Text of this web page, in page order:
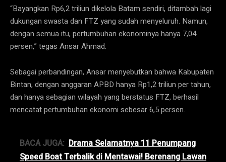
“Bayangkan Rp6,2 triliun dikelola Batam sendiri, ditambah lagi
dukungan swasta dan FTZ yang sudah menyeluruh. Namun,
dengan semua itu, pertumbuhan ekonominya hanya 7,04
persen,” tegas Ansar Ahmad.
Sebagai perbandingan, Ansar menyebutkan bahwa Kabupaten
Bintan, dengan anggaran APBD hanya Rp1,2 triliun per tahun,
dan hanya sebagian wilayah yang berstatus FTZ, berhasil
mencatat pertumbuhan ekonomi sebesar 6,5 persen.
BACA JUGA: Drama Selamatnya 11 Penumpang
Speed Boat Terbalik di Mentawai! Berenang Lawan